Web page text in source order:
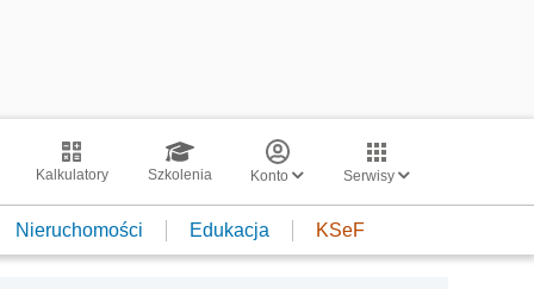
Kalkulatory Szkolenia Konto Serwisy
Nieruchomości Edukacja KSeF